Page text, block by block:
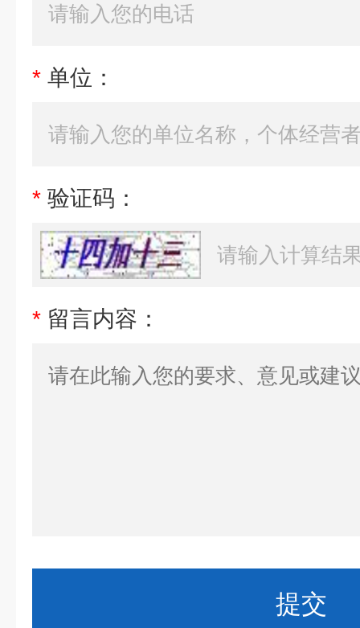
* 单位：
* 验证码：
* 留言内容：